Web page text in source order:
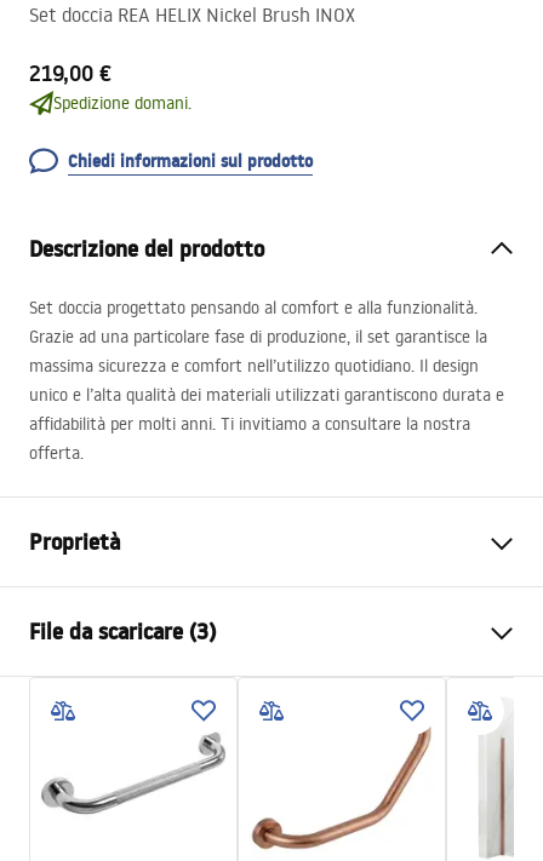
Set doccia REA HELIX Nickel Brush INOX
219,00 €
Spedizione domani.
Chiedi informazioni sul prodotto
Descrizione del prodotto
Set doccia progettato pensando al comfort e alla funzionalità.
Grazie ad una particolare fase di produzione, il set garantisce la
massima sicurezza e comfort nell’utilizzo quotidiano. Il design
unico e l’alta qualità dei materiali utilizzati garantiscono durata e
affidabilità per molti anni. Ti invitiamo a consultare la nostra
offerta.
Proprietà
Materiale
Tipo di rubinetto
Monocomando
Metodo di installazione
Da superficie
Regolazione dell’altezza
Altezza min.
1145mm
File da scaricare (3)
Informazioni sulla sicurezza
Safety_Information_Shower_set.pdf
Condizioni di garanzia
Warranty_Terms_and_Conditions_Faucets_-_5.pdf